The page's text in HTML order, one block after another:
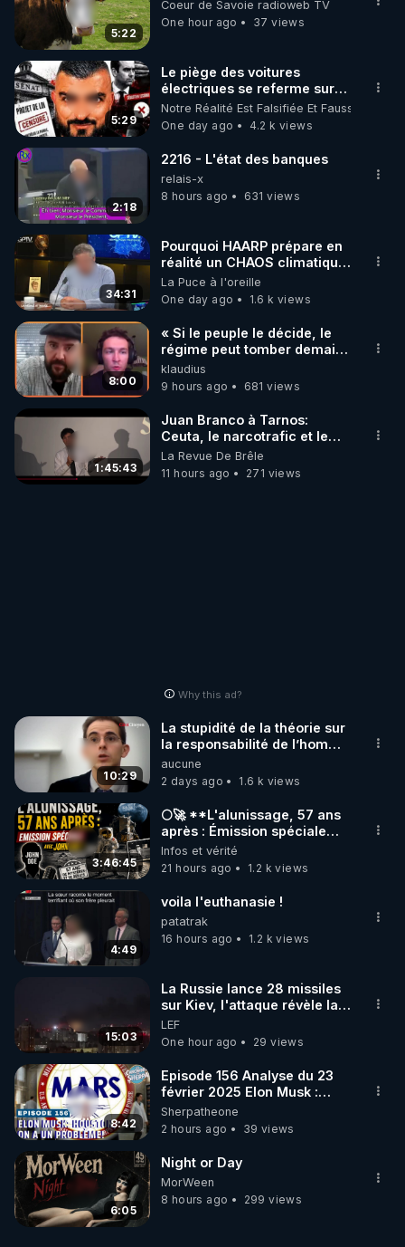
Rendez-vous sur http://rgnr.li/lechoubrave
code : REGENERE10
▶ 30 jours gratuit sur l’application de méditation et
de bien-être ENVOL :
Rendez-vous sur https://www.envol.app/code
le code : REGENERE
5:22
Coeur de Savoie radioweb TV
One hour ago
37 views
5:29
Le piège des voitures
électriques se referme sur
les usagers !
Notre Réalité Est Falsifiée Et Fausse
One day ago
4.2 k views
2:18
2216 - L'état des banques
relais-x
8 hours ago
631 views
34:31
Pourquoi HAARP prépare en
réalité un CHAOS climatique,
on répond
La Puce à l'oreille
One day ago
1.6 k views
8:00
« Si le peuple le décide, le
régime peut tomber demain !
»
klaudius
9 hours ago
681 views
1:45:43
Juan Branco à Tarnos:
Ceuta, le narcotrafic et le
pouvoir en France
La Revue De Brêle
11 hours ago
271 views
Why this ad?
10:29
La stupidité de la théorie sur
la responsabilité de l’homme
concernant le dioxyde de
carbone.
aucune
2 days ago
1.6 k views
3:46:45
🌕🚀 **L'alunissage, 57 ans
après : Émission spéciale
avec John Doe !** 👨 🚀✨
Infos et vérité
21 hours ago
1.2 k views
4:49
voila l'euthanasie !
patatrak
16 hours ago
1.2 k views
15:03
La Russie lance 28 missiles
sur Kiev, l'attaque révèle la
faiblesse de Kiev
LEF
One hour ago
29 views
8:42
Episode 156 Analyse du 23
février 2025 Elon Musk :
Houston , on a un problème !
Sherpatheone
2 hours ago
39 views
6:05
Night or Day
MorWeen
8 hours ago
299 views